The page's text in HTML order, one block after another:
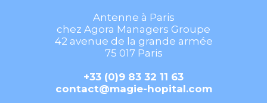
Antenne à Paris
chez Agora Managers Groupe
42 avenue de la grande armée
75 017 Paris
+33 (0)9 83 32 11 63
contact@magie-hopital.com